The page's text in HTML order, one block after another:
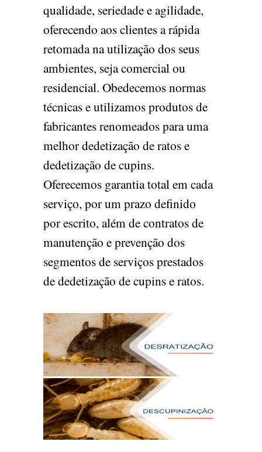
qualidade, seriedade e agilidade,
oferecendo aos clientes a rápida
retomada na utilização dos seus
ambientes, seja comercial ou
residencial. Obedecemos normas
técnicas e utilizamos produtos de
fabricantes renomeados para uma
melhor dedetização de ratos e
dedetização de cupins.
Oferecemos garantia total em cada
serviço, por um prazo definido
por escrito, além de contratos de
manutenção e prevenção dos
segmentos de serviços prestados
de dedetização de cupins e ratos.